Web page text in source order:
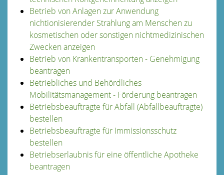
Betrieb von Anlagen zur Anwendung
nichtionisierender Strahlung am Menschen zu
kosmetischen oder sonstigen nichtmedizinischen
Zwecken anzeigen
Betrieb von Krankentransporten - Genehmigung
beantragen
Betriebliches und Behördliches
Mobilitätsmanagement - Förderung beantragen
Betriebsbeauftragte für Abfall (Abfallbeauftragte)
bestellen
Betriebsbeauftragte für Immissionsschutz
bestellen
Betriebserlaubnis für eine öffentliche Apotheke
beantragen